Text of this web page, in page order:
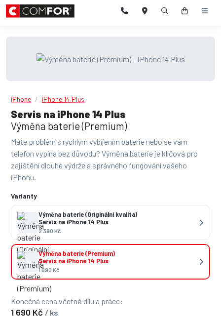
iPhone iPhone 14 Plus
Servis na iPhone 14 Plus
Výměna baterie (Premium)
Máte problém s rychlým vybíjením baterie nebo se vám
telefon vypíná bez důvodu? Výměna baterie je klíčová pro
zajištění dlouhé výdrže a správného fungování vašeho
iPhonu.
Varianty
Výměna baterie (Originální kvalita)
Servis na iPhone 14 Plus
2 390 Kč
Výměna baterie (Premium)
Servis na iPhone 14 Plus
1 690 Kč
Konečná cena včetně dílu a práce:
1 690 Kč / ks